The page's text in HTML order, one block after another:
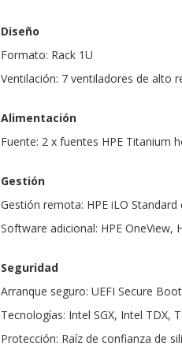
Diseño
Formato: Rack 1U
Ventilación: 7 ventiladores de alto
Alimentación
Fuente: 2 x fuentes HPE Titanium
Gestión
Gestión remota: HPE iLO
Software adicional: HPE OneView,
Seguridad
Arranque seguro: UEFI Secure Boot
Tecnologías: Intel SGX, Intel TDX,
Protección: Raíz de confianza de